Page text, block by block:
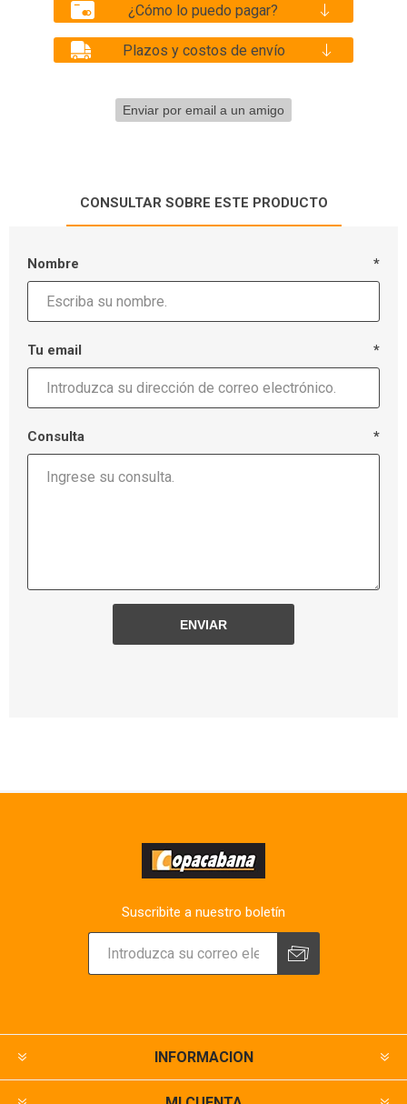
¿Cómo lo puedo pagar?
Plazos y costos de envío
CONSULTAR SOBRE ESTE PRODUCTO
Nombre *
Tu email *
Consulta *
Suscribite a nuestro boletín
INFORMACION